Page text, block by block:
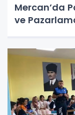
Mercan’da
ve